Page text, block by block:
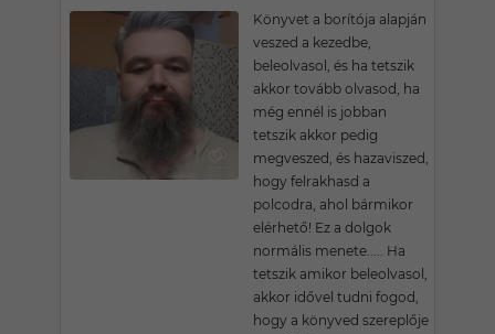
Könyvet a borítója alapján
veszed a kezedbe,
beleolvasol, és ha tetszik
akkor tovább olvasod, ha
még ennél is jobban
tetszik akkor pedig
megveszed, és hazaviszed,
hogy felrakhasd a
polcodra, ahol bármikor
elérhető! Ez a dolgok
normális menete..... Ha
tetszik amikor beleolvasol,
akkor idővel tudni fogod,
hogy a könyved szereplője